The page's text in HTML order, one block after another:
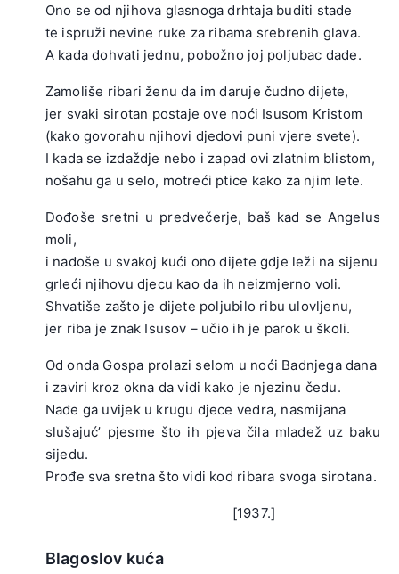
Ono se od njihova glasnoga drhtaja buditi stade
te ispruži nevine ruke za ribama srebrenih glava.
A kada dohvati jednu, pobožno joj poljubac dade.
Zamoliše ribari ženu da im daruje čudno dijete,
jer svaki sirotan postaje ove noći Isusom Kristom
(kako govorahu njihovi djedovi puni vjere svete).
I kada se izdaždje nebo i zapad ovi zlatnim blistom,
nošahu ga u selo, motreći ptice kako za njim lete.
Dođoše sretni u predvečerje, baš kad se Angelus
moli,
i nađoše u svakoj kući ono dijete gdje leži na sijenu
grleći njihovu djecu kao da ih neizmjerno voli.
Shvatiše zašto je dijete poljubilo ribu ulovljenu,
jer riba je znak Isusov – učio ih je parok u školi.
Od onda Gospa prolazi selom u noći Badnjega dana
i zaviri kroz okna da vidi kako je njezinu čedu.
Nađe ga uvijek u krugu djece vedra, nasmijana
slušajuć’ pjesme što ih pjeva čila mladež uz baku
sijedu.
Prođe sva sretna što vidi kod ribara svoga sirotana.
[1937.]
Blagoslov kuća